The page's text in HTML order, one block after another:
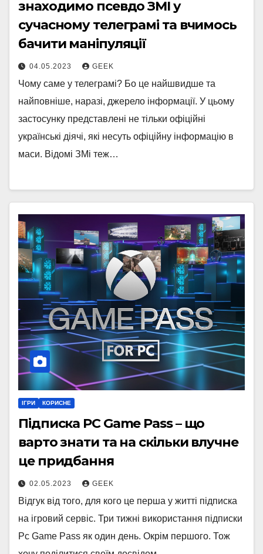
знаходимо псевдо ЗМІ у
сучасному телеграмі та вчимось
бачити маніпуляції
04.05.2023 GEEK
Чому саме у телеграмі? Бо це найшвидше та
найповніше, наразі, джерело інформації. У цьому
застосунку представлені не тільки офіційні
українські діячі, які несуть офіційну інформацію в
маси. Відомі ЗМі теж…
ІГРИ КОРИСНЕ
Підписка PC Game Pass – що
варто знати та на скільки влучне
це придбання
02.05.2023 GEEK
Відгук від того, для кого це перша у житті підписка
на ігровий сервіс. Три тижні використання підписки
Pc Game Pass як один день. Окрім першого. Тож